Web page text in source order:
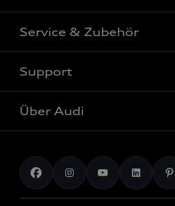
Modelle vergleichen
Elektromodelle
Plug-in-Hybride
Neuwagensuche
Gebrauchtwagensuche
Gebrauchtwagen
Geschäftskunden
Service & Zubehör
Saisonale Angebote
Audi Services
Garantie
Audi digital services
myAudi
Support
Kundenservice
Audi Code
Häufige Fragen (FAQ)
Über Audi
Unternehmen
Karriere